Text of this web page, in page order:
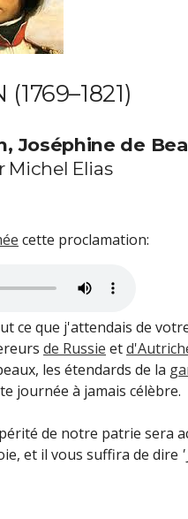
(1769–1821)
Joséphine de
Michel Elias
cette proclamation:
ce que j'attendais de
de Russie et
les étendards de la
journée à jamais célèbre.
de notre patrie sera
et il vous suffira de dire '